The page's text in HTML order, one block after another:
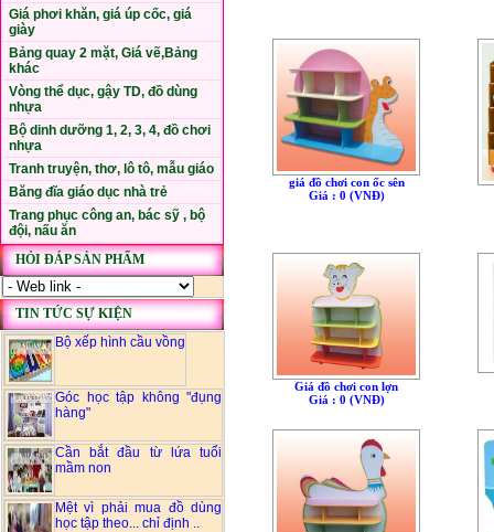
Giá phơi khăn, giá úp cốc, giá
giày
Bảng quay 2 mặt, Giá vẽ,Bảng
khác
Vòng thể dục, gậy TD, đồ dùng
nhựa
Bộ dinh dưỡng 1, 2, 3, 4, đồ chơi
nhựa
Tranh truyện, thơ, lô tô, mẫu giáo
Băng đĩa giáo dục nhà trẻ
Trang phục công an, bác sỹ , bộ
đội, nấu ăn
HỎI ĐÁP SẢN PHẨM
TIN TỨC SỰ KIỆN
Bộ xếp hình cầu vồng
Góc học tập không "đụng
hàng"
Cần bắt đầu từ lứa tuổi
mầm non
Mệt vì phải mua đồ dùng
học tập theo... chỉ định ..
giá đồ chơi con ốc sên
Giá : 0 (VNÐ)
Giá đồ chơi con lợn
Giá : 0 (VNÐ)